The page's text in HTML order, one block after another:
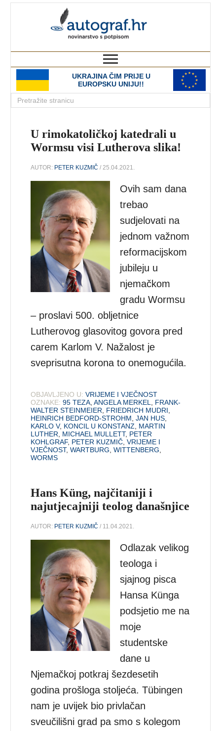
UKRAJINA ČIM PRIJE U
EUROPSKU UNIJU!!
U rimokatoličkoj katedrali u
Wormsu visi Lutherova slika!
AUTOR: PETER KUZMIČ / 25.04.2021.
Ovih sam dana
trebao
sudjelovati na
jednom važnom
reformacijskom
jubileju u
njemačkom
gradu Wormsu
– proslavi 500. obljetnice
Lutherovog glasovitog govora pred
carem Karlom V. Nažalost je
sveprisutna korona to onemogućila.
OBJAVLJENO U: VRIJEME I VJEČNOST
OZNAKE: 95 TEZA ,ANGELA MERKEL
FRANK-
WALTER STEINMEIER
FRIEDRICH MUDRI
HEINRICH BEDFORD-STROHM ,JAN HUS
KARLO V, KONCIL U KONSTANZ
MARTIN
LUTHER
MICHAEL MULLETT, PETER
KOHLGRAF, PETER KUZMIČ ,VRIJEME I
VJEČNOST,WARTBURG ,WITTENBERG
WORMS
Hans Küng, najčitaniji i
najutjecajniji teolog današnjice
AUTOR: PETER KUZMIČ / 11.04.2021.
Odlazak velikog
teologa i
sjajnog pisca
Hansa Künga
podsjetio me na
moje
studentske
dane u
Njemačkoj potkraj šezdesetih
godina prošloga stoljeća. Tübingen
nam je uvijek bio privlačan
sveučilišni grad pa smo s kolegom